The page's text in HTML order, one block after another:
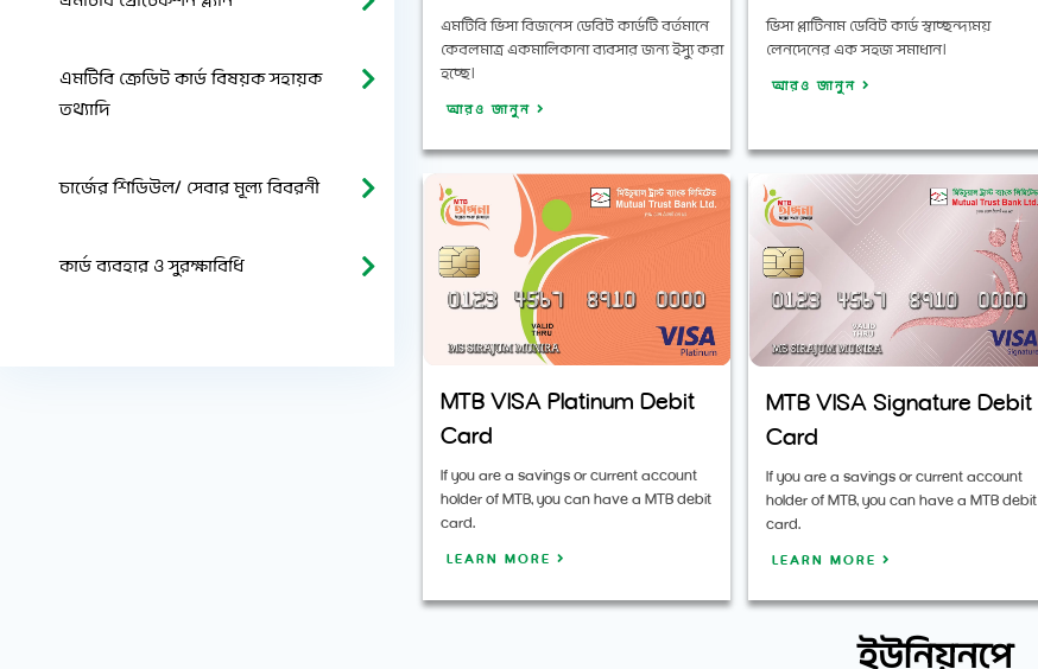
এমটিবি ক্রেডিট কার্ড বিষয়ক সহায়ক
তথ্যাদি
চার্জের শিডিউল/ সেবার মূল্য বিবরনী
কার্ড ব্যবহার ও সুরক্ষাবিধি
এমটিবি ভিসা বিজনেস ডেবিট কার্ডটি বর্তমানে
কেবলমাত্র একমালিকানা ব্যবসার জন্য ইস্যু করা
হচ্ছে।
আরও জানুন
ভিসা প্লাটিনাম ডেবিট কার্ড স্বাচ্ছন্দ্যময়
লেনদেনের এক সহজ সমাধান।
আরও জানুন
MTB VISA Platinum Debit
Card
If you are a savings or current account
holder of MTB, you can have a MTB debit
card.
LEARN MORE
MTB VISA Signature Debit
Card
If you are a savings or current account
holder of MTB, you can have a MTB debit
card.
LEARN MORE
ইউনিয়নপে